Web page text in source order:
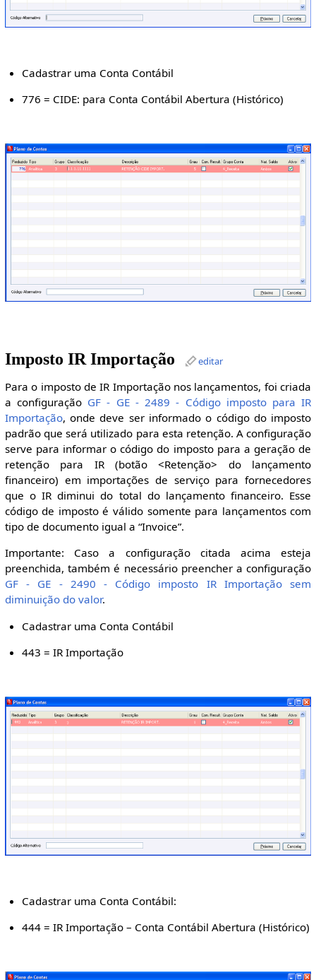
Cadastrar uma Conta Contábil
776 = CIDE: para Conta Contábil Abertura (Histórico)
Imposto IR Importação editar
Para o imposto de IR Importação nos lançamentos, foi criada
a configuração GF - GE - 2489 - Código imposto para IR
Importação, onde deve ser informado o código do imposto
padrão que será utilizado para esta retenção. A configuração
serve para informar o código do imposto para a geração de
retenção para IR (botão <Retenção> do lançamento
financeiro) em importações de serviço para fornecedores
que o IR diminui do total do lançamento financeiro. Esse
código de imposto é válido somente para lançamentos com
tipo de documento igual a “Invoice”.
Importante: Caso a configuração citada acima esteja
preenchida, também é necessário preencher a configuração
GF - GE - 2490 - Código imposto IR Importação sem
diminuição do valor.
Cadastrar uma Conta Contábil
443 = IR Importação
Cadastrar uma Conta Contábil:
444 = IR Importação – Conta Contábil Abertura (Histórico)